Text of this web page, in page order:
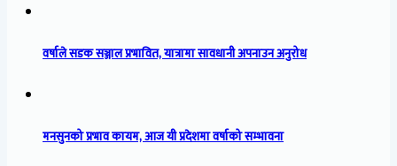
वर्षाले सडक सञ्जाल प्रभावित, यात्रामा सावधानी अपनाउन अनुरोध
मनसुनको प्रभाव कायम, आज यी प्रदेशमा वर्षाको सम्भावना